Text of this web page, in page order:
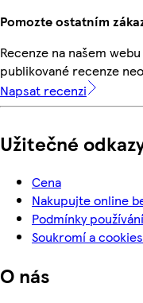
Pomozte ostatním
Recenze na našem
publikované recenze
Napsat recenzi
Užitečné
Cena
Nakupujte online
Podmínky používání
Soukromí a cookies
O nás